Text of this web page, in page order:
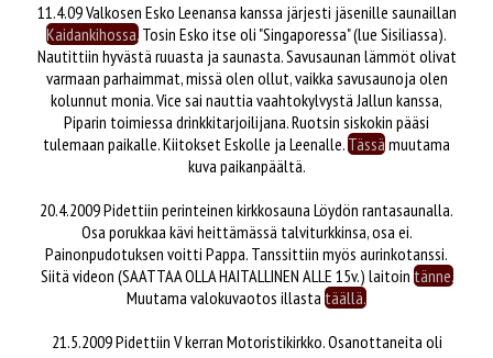
11.4.09 Valkosen Esko Leenansa kanssa järjesti jäsenille saunaillan
Kaidankihossa. Tosin Esko itse oli "Singaporessa" (lue Sisiliassa).
Nautittiin hyvästä ruuasta ja saunasta. Savusaunan lämmöt olivat
varmaan parhaimmat, missä olen ollut, vaikka savusaunoja olen
kolunnut monia. Vice sai nauttia vaahtokylvystä Jallun kanssa,
Piparin toimiessa drinkkitarjoilijana. Ruotsin siskokin pääsi
tulemaan paikalle. Kiitokset Eskolle ja Leenalle.Tässämuutama
kuva paikanpäältä.
20.4.2009 Pidettiin perinteinen kirkkosauna Löydön rantasaunalla.
Osa porukkaa kävi heittämässä talviturkkinsa, osa ei.
Painonpudotuksen voitti Pappa. Tanssittiin myös aurinkotanssi.
Siitä videon (SAATTAA OLLA HAITALLINEN ALLE 15v.) laitoin tänne.
Muutama valokuvaotos illasta täällä.
21.5.2009 Pidettiin V kerran Motoristikirkko. Osanottaneita oli